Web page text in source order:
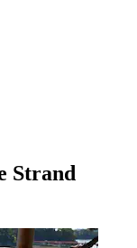
Strand